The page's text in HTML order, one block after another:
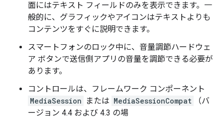
面にはテキスト フィールドのみを表示できます。一
般的に、グラフィックやアイコンはテキストよりも
コンテンツをすぐに説明できます。
スマートフォンのロック中に、音量調節ハードウェ
ア ボタンで送信側アプリの音量を調節できる必要が
あります。
コントロールは、フレームワーク コンポーネント
MediaSession
または MediaSessionCompat
（バ
ージョン 4.4 および 4.3 の場